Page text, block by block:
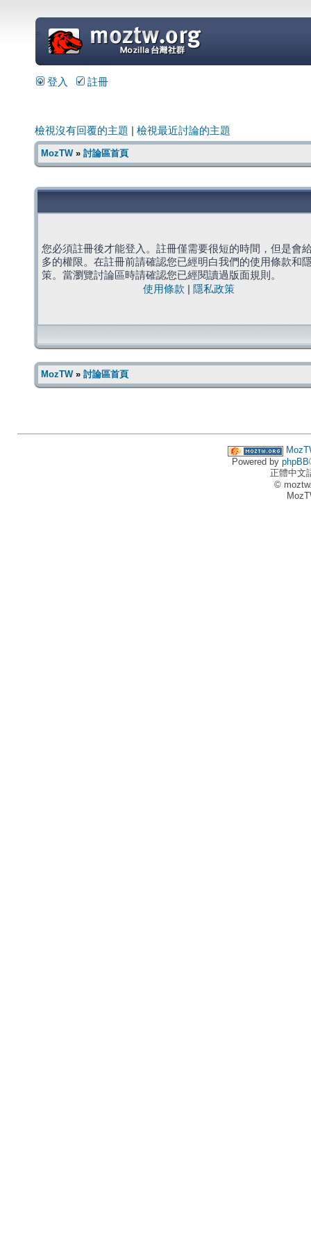
=
登入 註冊
檢視沒有回覆的主題 檢視最近討論的主題
MozTW» 討論區首頁
您必須註冊後才能登入。註冊僅需要很短的時間，但是會
多的權限。在註冊前請確認您已經明白我們的使用條款和
策。當瀏覽討論區時請確認您已經閱讀過版面規則。
使用條款
隱私政策
MozTW» 討論區首頁
Powered by phpBB
正體中文
©